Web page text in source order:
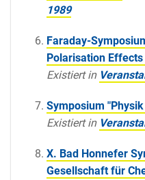
1989
Faraday-
Polarisation
Existiert in
Symposium
Existiert in
X. Bad Honnefer
Gesellschaft für